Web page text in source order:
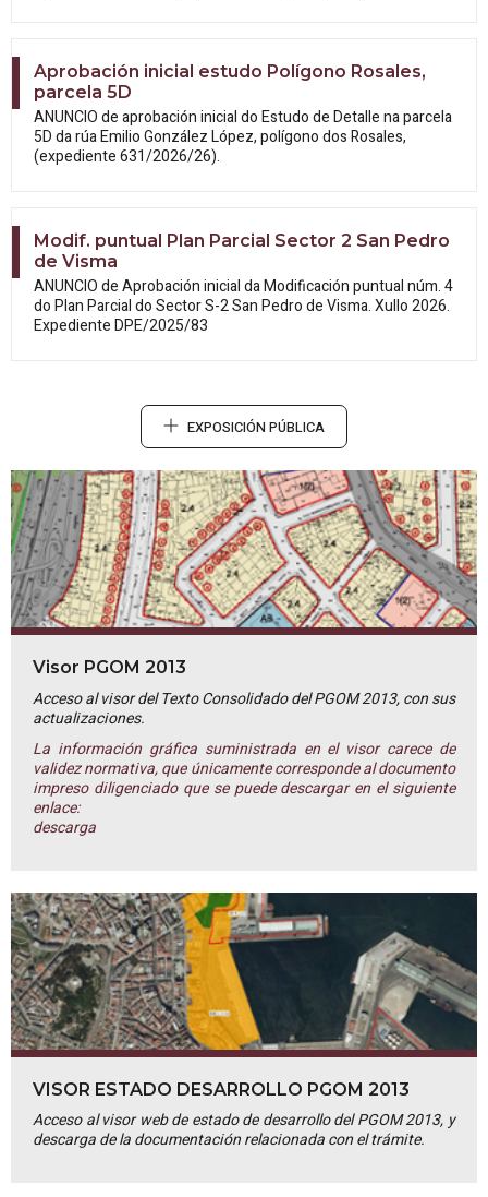
Aprobación inicial estudo Polígono Rosales,
parcela 5D
ANUNCIO de aprobación inicial do Estudode Detalle na parcela
5D da rúa Emilio González López, polígono dos Rosales,
(expediente 631/2026/26).
Modif. puntual Plan Parcial Sector 2 San Pedro
de Visma
ANUNCIO de Aprobación inicial daModificación puntual núm. 4
do Plan Parcial do Sector S-2 San Pedro de Visma. Xullo 2026.
Expediente DPE/2025/83
EXPOSICIÓN PÚBLICA
Visor PGOM 2013
Acceso al visor del Texto Consolidado del PGOM 2013, con sus
actualizaciones.
La información gráfica suministrada en el visor carece de
validez normativa, que únicamente corresponde al documento
impreso diligenciado que se puede descargar en el siguiente
enlace:
descarga
VISOR ESTADO DESARROLLO PGOM 2013
Acceso al visor web de estado de desarrollo del PGOM 2013, y
descarga de la documentación relacionada con el trámite.